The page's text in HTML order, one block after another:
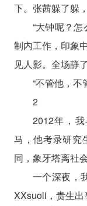
下。张茜躲了躲
“大钟呢？
制内工作，印象
见人影。全场静
“不管他，不
2
2012年，
马，他考录研究
同，象牙塔离社
一个深夜，
XXsuoli，贵生